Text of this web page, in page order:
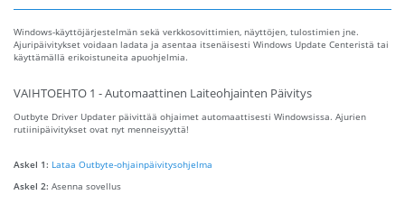
Windows-käyttöjärjestelmän sekä verkkosovittimien, näyttöjen, tulostimien jne.
Ajuripäivitykset voidaan ladata ja asentaa itsenäisesti Windows Update Centeristä tai
käyttämällä erikoistuneita apuohjelmia.
VAIHTOEHTO 1 - Automaattinen Laiteohjainten Päivitys
Outbyte Driver Updater päivittää ohjaimet automaattisesti Windowsissa. Ajurien
rutiinipäivitykset ovat nyt menneisyyttä!
Askel 1: Lataa Outbyte-ohjainpäivitysohjelma
Askel 2: Asenna sovellus